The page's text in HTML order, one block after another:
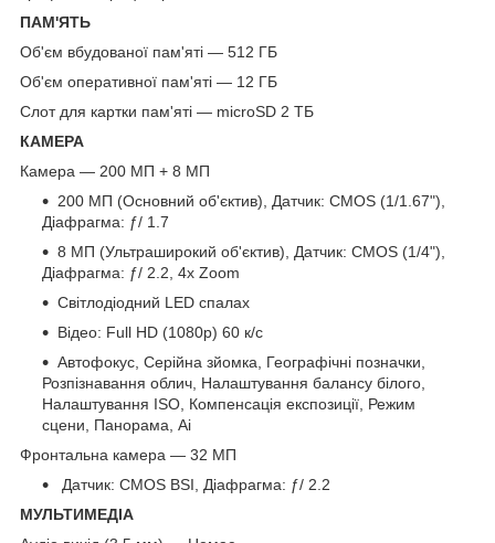
ПАМ'ЯТЬ
Об'єм вбудованої пам'яті — 512 ГБ
Об'єм оперативної пам'яті — 12 ГБ
Слот для картки пам'яті — microSD 2 ТБ
КАМЕРА
Камера — 200 МП + 8 МП
200 МП (Основний об'єктив), Датчик: CMOS (1/1.67"),
Діафрагма: ƒ/ 1.7
8 МП (Ультраширокий об'єктив), Датчик: CMOS (1/4"),
Діафрагма: ƒ/ 2.2, 4x Zoom
Світлодіодний LED спалах
Відео: Full HD (1080p) 60 к/с
Автофокус, Серійна зйомка, Географічні позначки,
Розпізнавання облич, Налаштування балансу білого,
Налаштування ISO, Компенсація експозиції, Режим
сцени, Панорама, Ai
Фронтальна камера — 32 МП
Датчик: CMOS BSI, Діафрагма: ƒ/ 2.2
МУЛЬТИМЕДІА